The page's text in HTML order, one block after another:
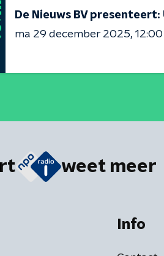
De Nieuws BV
ma 29 december 2025
weet meer
Info